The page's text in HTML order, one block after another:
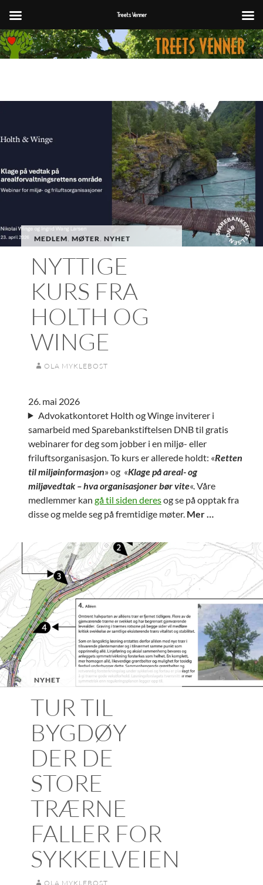
Hopp
til
MEDLEM, MØTER , NYHET
NYTTIGE
KURS FRA
HOLTH OG
WINGE
OLA MYKLEBOST
26. mai 2026
Advokatkontoret Holth og Winge inviterer i
samarbeid med Sparebankstiftelsen DNB til gratis
webinarer for deg som jobber i en miljø- eller
friluftsorganisasjon. To kurs er allerede holdt: «Retten
til miljøinformasjon» og «Klage på areal- og
miljøvedtak – hva organisasjoner bør vite«. Våre
medlemmer kan gå til siden deresog se på opptak fra
disse og melde seg på fremtidige møter. Mer …
NYHET
TUR TIL
BYGDØY
DER DE
STORE
TRÆRNE
FALLER FOR
SYKKELVEIEN
OLA MYKLEBOST
Treets Venner